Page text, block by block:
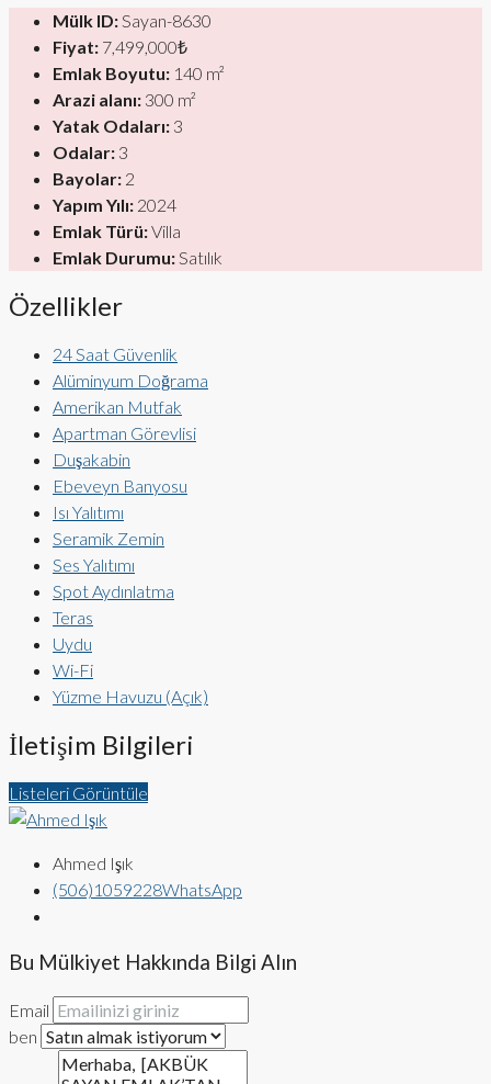
Mülk ID:Sayan-8630
Fiyat: 7,499,000₺
Emlak Boyutu: 140 m²
Arazi alanı: 300 m²
Yatak Odaları: 3
Odalar: 3
Bayolar: 2
Yapım Yılı: 2024
Emlak Türü:Villa
Emlak Durumu:Satılık
Özellikler
24 Saat Güvenlik
Alüminyum Doğrama
Amerikan Mutfak
Apartman Görevlisi
Duşakabin
Ebeveyn Banyosu
Isı Yalıtımı
Seramik Zemin
Ses Yalıtımı
Spot Aydınlatma
Teras
Uydu
Wi-Fi
Yüzme Havuzu (Açık)
İletişim Bilgileri
Listeleri Görüntüle
Ahmed Işık
(506)1059228WhatsApp
Bu Mülkiyet Hakkında Bilgi Alın
Email
ben